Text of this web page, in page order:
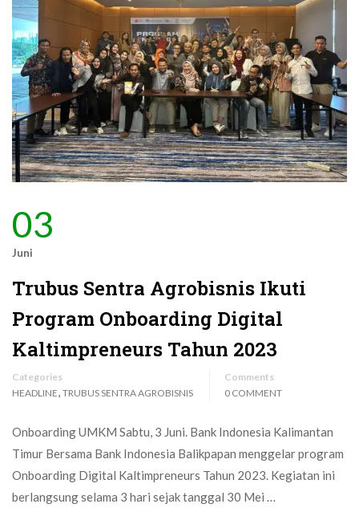
03
Juni
Trubus Sentra Agrobisnis Ikuti
Program Onboarding Digital
Kaltimpreneurs Tahun 2023
Categories
HEADLINE, TRUBUS SENTRA AGROBISNIS
Comments
0 COMMENT
Onboarding UMKM Sabtu, 3 Juni. Bank Indonesia Kalimantan
Timur Bersama Bank Indonesia Balikpapan menggelar program
Onboarding Digital Kaltimpreneurs Tahun 2023. Kegiatan ini
berlangsung selama 3 hari sejak tanggal 30 Mei …